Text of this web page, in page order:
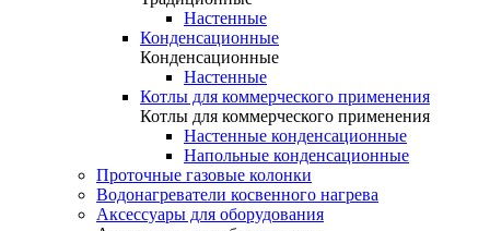
Настенные
Конденсационные
Конденсационные
Настенные
Котлы для коммерческого применения
Котлы для коммерческого применения
Настенные конденсационные
Напольные конденсационные
Проточные газовые колонки
Водонагреватели косвенного нагрева
Аксессуары для оборудования